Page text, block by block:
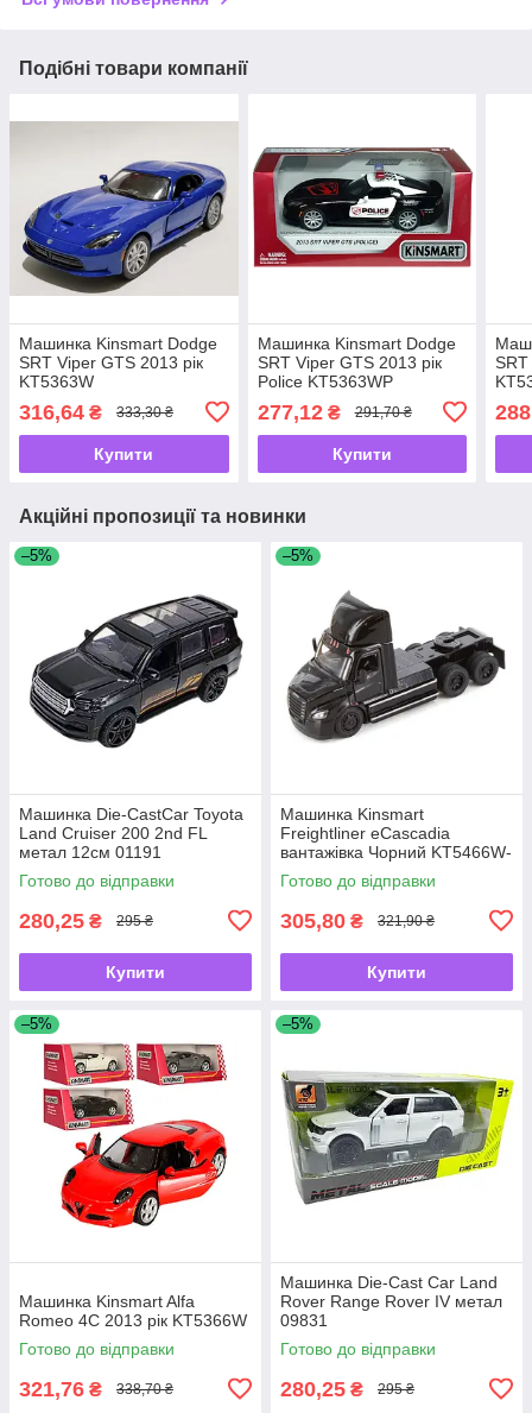
Подібні товари компанії
Машинка Kinsmart Dodge
SRT Viper GTS 2013 рік
KT5363W
316,64 ₴ 333,30 ₴
Купити
Машинка Kinsmart Dodge
SRT Viper GTS 2013 рік
Police KT5363WР
277,12₴ 291,70 ₴
Купити
SRT
Акційні пропозиції та новинки
–5%
Машинка Die-CastCar Toyota
Land Cruiser 200 2nd FL
метал 12см 01191
Готово до відправки
280,25 ₴ 295 ₴
Купити
–5%
Машинка Kinsmart
Freightliner eCascadia
вантажівка Чорний KT5466W-
2
Готово до відправки
305,80 ₴ 321,90 ₴
Купити
–5%
Машинка Kinsmart Alfa
Romeo 4C 2013 рік KT5366W
Готово до відправки
321,76 ₴ 338,70 ₴
–5%
Машинка Die-Cast Car Land
Rover Range Rover IV метал
09831
Готово до відправки
280,25 ₴ 295 ₴